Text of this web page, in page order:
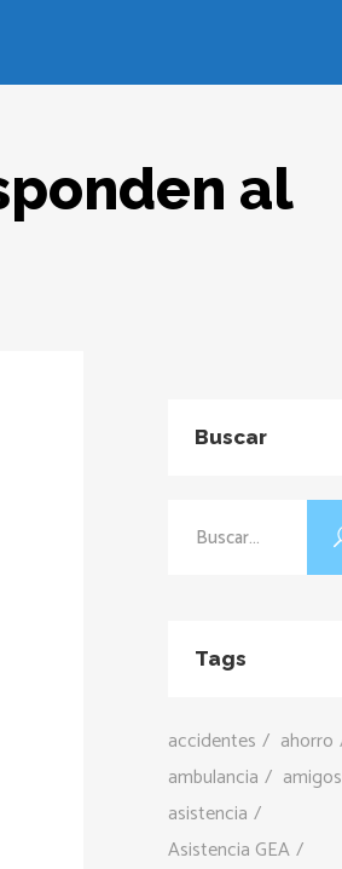
al
Buscar
Tags
accidentes
ahorro
ambulancia
amigos
asistencia
Asistencia GEA